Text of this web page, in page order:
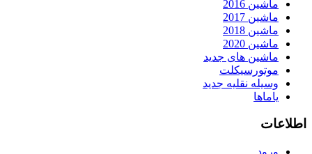
ماشین 2016
ماشین 2017
ماشین 2018
ماشین 2020
ماشین های جدید
موتورسیکلت
وسیله نقلیه جدید
یاماها
اطلاعات
ورود